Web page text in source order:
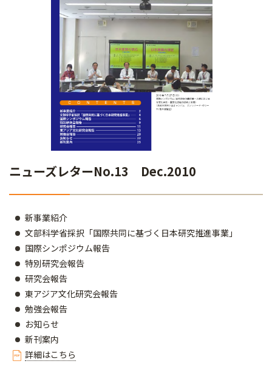
ニューズレターNo.13 Dec.2010
新事業紹介
文部科学省採択「国際共同に基づく日本研究推進事業」
国際シンポジウム報告
特別研究会報告
研究会報告
東アジア文化研究会報告
勉強会報告
お知らせ
新刊案内
詳細はこちら